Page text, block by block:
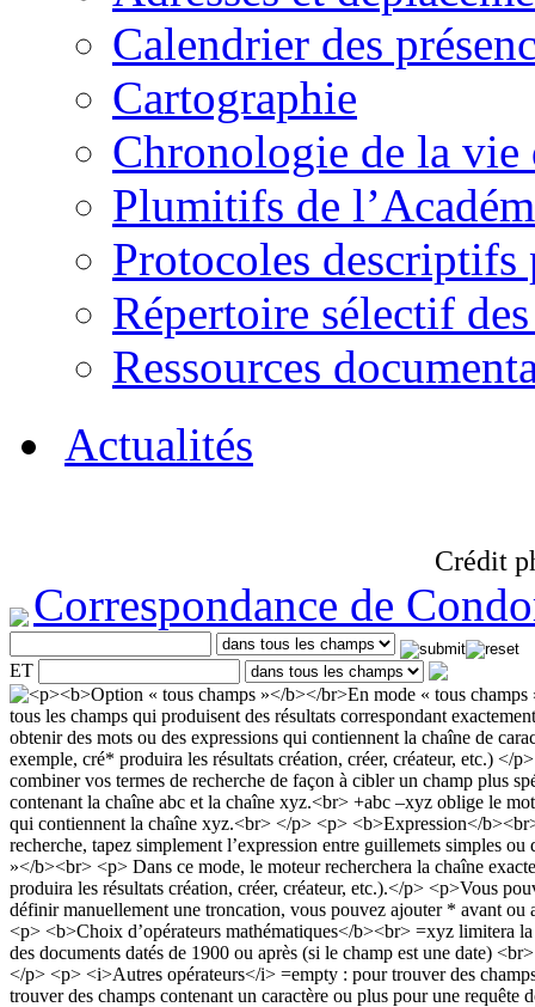
Calendrier des
Cartographie
Chronologie de la vie
Plumitifs de
Protocoles descriptifs
Répertoire sélectif
Ressources
Actualités
Crédit
Correspondance de
ET